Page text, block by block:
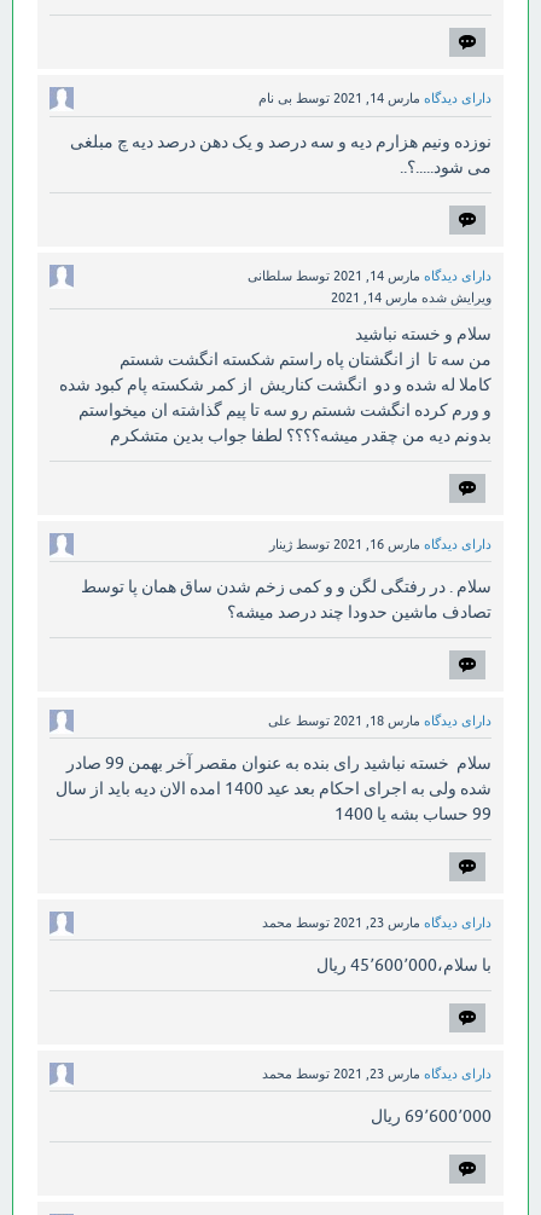
دارای دیدگاه مارس 14, 2021 توسط بی نام
نوزده ونیم هزارم دیه و سه درصد و یک دهن درصد دیه چ مبلغی
می شود.....؟..
دارای دیدگاه مارس 14, 2021 توسط سلطانی
ویرایش شده مارس 14, 2021
سلام و خسته نباشید
من سه تا از انگشتان پاه راستم شکسته انگشت شستم
کاملا له شده و دو انگشت کناریش از کمر شکسته پام کبود شده
و ورم کرده انگشت شستم رو سه تا پیم گذاشته ان میخواستم
بدونم دیه من چقدر میشه؟؟؟؟ لطفا جواب بدین متشکرم
دارای دیدگاه مارس 16, 2021 توسط ژینار
سلام . در رفتگی لگن و و کمی زخم شدن ساق همان پا توسط
تصادف ماشین حدودا چند درصد میشه؟
دارای دیدگاه مارس 18, 2021 توسط علی
سلام خسته نباشید رای بنده به عنوان مقصر آخر بهمن 99 صادر
شده ولی به اجرای احکام بعد عید 1400 امده الان دیه باید از سال
99 حساب بشه یا 1400
دارای دیدگاه مارس 23, 2021 توسط محمد
با سلام،45٬600٬000 ریال
دارای دیدگاه مارس 23, 2021 توسط محمد
69٬600٬000 ریال